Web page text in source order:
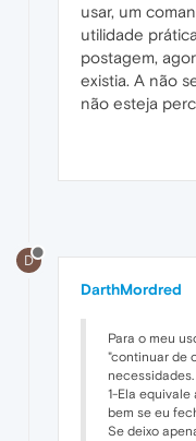
usar, um
utilidade
postagem,
existia. A não
não esteja
D
DarthMordred
Para o meu
"continuar de
necessidades.
1-Ela equivale
bem se eu
Se deixo